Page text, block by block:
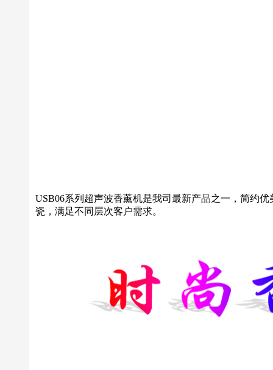
USB06系列超声波香薰机是我司最新产品之一，简约
瓷，满足不同层次客户需求。